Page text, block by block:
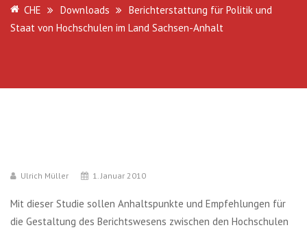
CHE Downloads
Berichterstattung für Politik und
Staat von Hochschulen im Land Sachsen-Anhalt
Ulrich Müller 1. Januar 2010
Mit dieser Studie sollen Anhaltspunkte und Empfehlungen für
die Gestaltung des Berichtswesens zwischen den Hochschulen